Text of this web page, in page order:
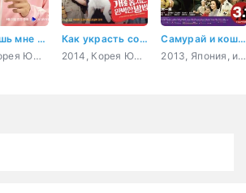
Ты даёшь мне силы
2021, Корея Южная, психология, комедия, романтика, драма
Как украсть собаку
2014, Корея Южная, комедия, повседневность
Самурай и кошка
2013, Япония, история, комедия, повседневность